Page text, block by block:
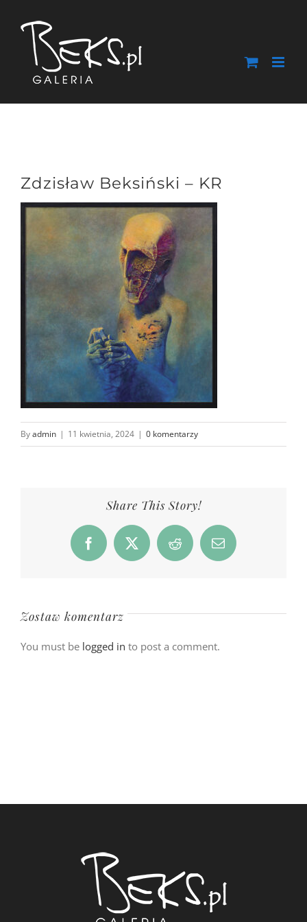
zawartości
Zdzisław Beksiński – KR
Byadmin | 11 kwietnia, 2024 | 0 komentarzy
Share This Story!
Facebook
X Reddit Email
Zostaw komentarz
You must be logged in to post a comment.